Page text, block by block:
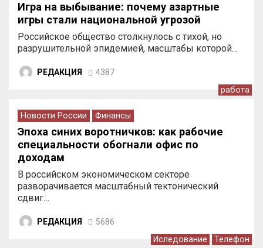
Игра на выбывание: почему азартные
игры стали национальной угрозой
Российское общество столкнулось с тихой, но
разрушительной эпидемией, масштабы которой…
РЕДАКЦИЯ 4387
работа
Новости России Финансы
Эпоха синих воротничков: как рабочие
специальности обогнали офис по
доходам
В российском экономическом секторе
разворачивается масштабный тектонический
сдвиг…
РЕДАКЦИЯ 5686
Иследование Телефон